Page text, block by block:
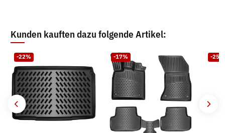
Kunden kauften dazu folgende Artikel:
-22% -17% -25%